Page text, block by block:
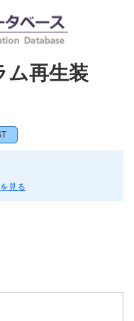
ム再生装
見る